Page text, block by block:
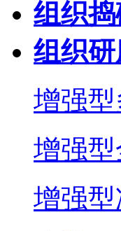
组织
组织
增强
增强
增强